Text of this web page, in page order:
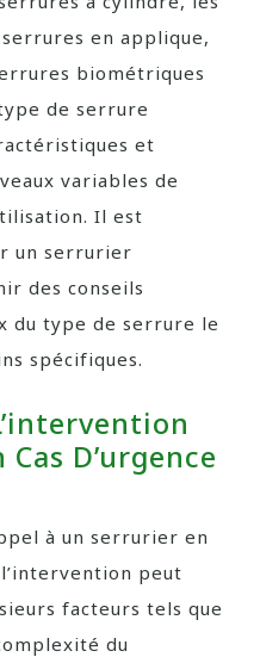
en applique,
biométriques
de serrure
et
variables de
Il est
un serrurier
des conseils
du type de serrure le
spécifiques.
D’urgence
à un serrurier en
l’intervention peut
facteurs tels que
du